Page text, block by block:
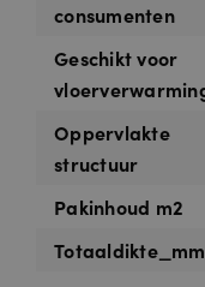
consumenten
Geschikt voor
Oppervlakte
structuur
Pakinhoud m2
Totaaldikte_mm